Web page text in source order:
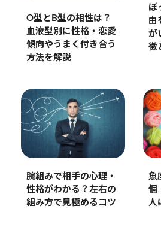
O型とB型の相性は？
血液型別に性格・恋愛
傾向やうまく付き合う
方法を解説
ぼ
由
が
徴
腕組みで相手の心理・
性格がわかる？左右の
組み方で見極めるコツ
魚
個
人